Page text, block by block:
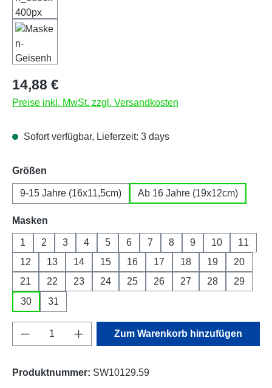
Regulärer Preis:
14,88 €
Preise inkl. MwSt. zzgl. Versandkosten
Sofort verfügbar, Lieferzeit: 3 days
Größen
9-15 Jahre (16x11,5cm) Ab 16 Jahre (19x12cm)
Masken
1 2 3 4 5 6 7 8 9 10
11
12
13 14 15 16 17 18 19
20
21
22 23 24 25 26 27 28
29
30
31
Produkt Anzahl: Gib den gewünschten
Zum Warenkorb hinzufügen
Produktnummer: SW10129.59